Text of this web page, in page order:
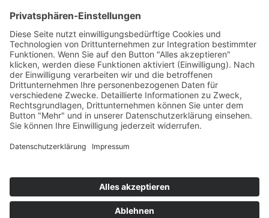
66793
Saarwellingen
Saarland/Deutschland
Tel.: 0170 479 88 70
Mail: info@frauliebe.com
© Frau Liebe
Webdesign byCLEMENS